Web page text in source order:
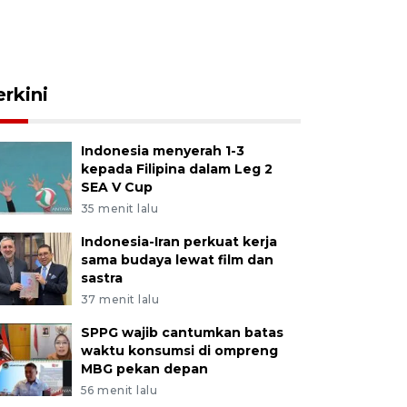
Indonesia menyerah 1-3
kepada Filipina dalam Leg 2
SEA V Cup
35 menit lalu
Indonesia-Iran perkuat kerja
sama budaya lewat film dan
sastra
37 menit lalu
SPPG wajib cantumkan batas
waktu konsumsi di ompreng
MBG pekan depan
56 menit lalu